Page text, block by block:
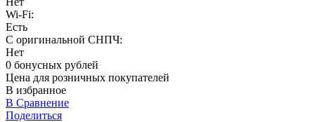
Wi-Fi:
Есть
С оригинальной СНПЧ:
Нет
0 бонусных рублей
Цена для розничных покупателей
В избранное
В Сравнение
Поделиться